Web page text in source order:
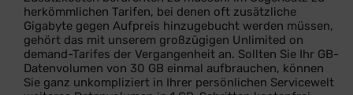
herkömmlichen Tarifen, bei denen oft zusätzliche
Gigabyte gegen Aufpreis hinzugebucht werden müssen,
gehört das mit unserem großzügigen Unlimited on
demand-Tarifes der Vergangenheit an. Sollten Sie Ihr GB-
Datenvolumen von 30 GB einmal aufbrauchen, können
Sie ganz unkompliziert in Ihrer persönlichen Servicewelt